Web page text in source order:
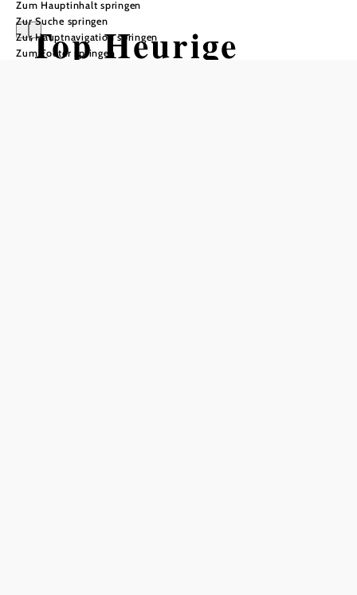
Zum Hauptinhalt springen
Zur Suche springen
Zur Hauptnavigation springen
Zum Footer springen
Top Heurige